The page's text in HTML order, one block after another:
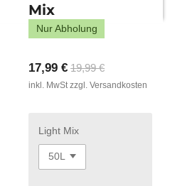
Mix
Nur Abholung
17,99 € 19,99 €
inkl. MwSt zzgl. Versandkosten
Light Mix